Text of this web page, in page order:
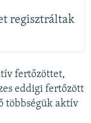
regisztráltak
fertőzöttet,
eddigi fertőzött
többségük aktív